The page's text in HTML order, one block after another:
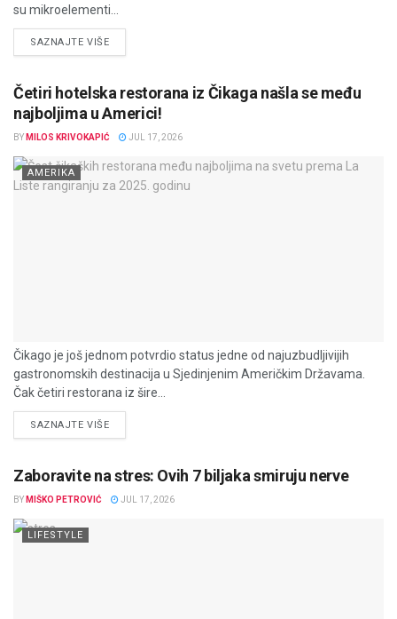
su mikroelementi...
SAZNAJTE VIŠEDETAILS
Četiri hotelska restorana iz Čikaga našla se među
najboljima u Americi!
BY MILOS KRIVOKAPIĆ JUL 17, 2026
AMERIKA
Čikago je još jednom potvrdio status jedne od najuzbudljivijih
gastronomskih destinacija u Sjedinjenim Američkim Državama.
Čak četiri restorana iz šire...
SAZNAJTE VIŠEDETAILS
Zaboravite na stres: Ovih 7 biljaka smiruju nerve
BY MIŠKO PETROVIĆ JUL 17, 2026
LIFESTYLE